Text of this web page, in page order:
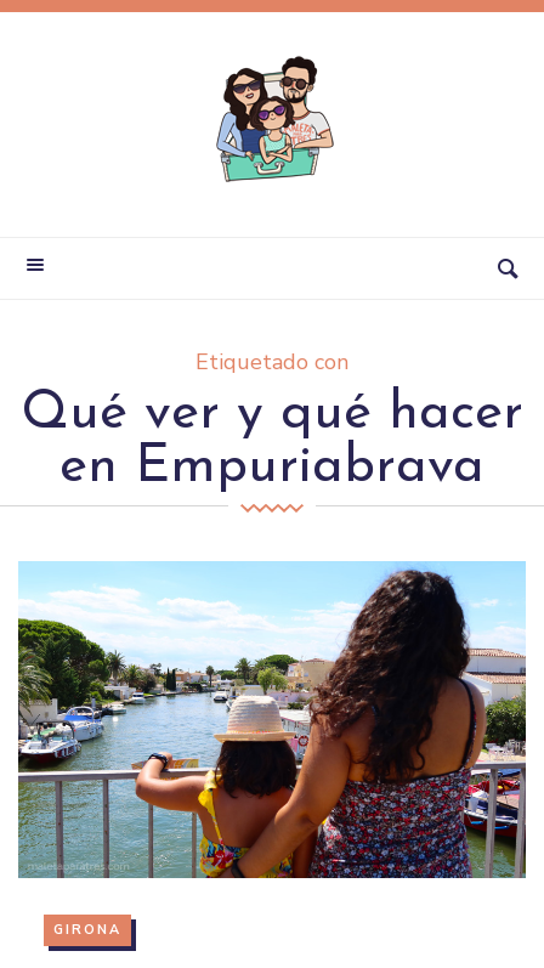
Etiquetado con
Qué ver y qué hacer
en Empuriabrava
GIRONA